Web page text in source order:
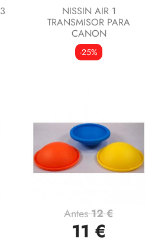
NISSIN AIR 1
TRANSMISOR PARA
CANON
-25%
Antes12 €
11 €